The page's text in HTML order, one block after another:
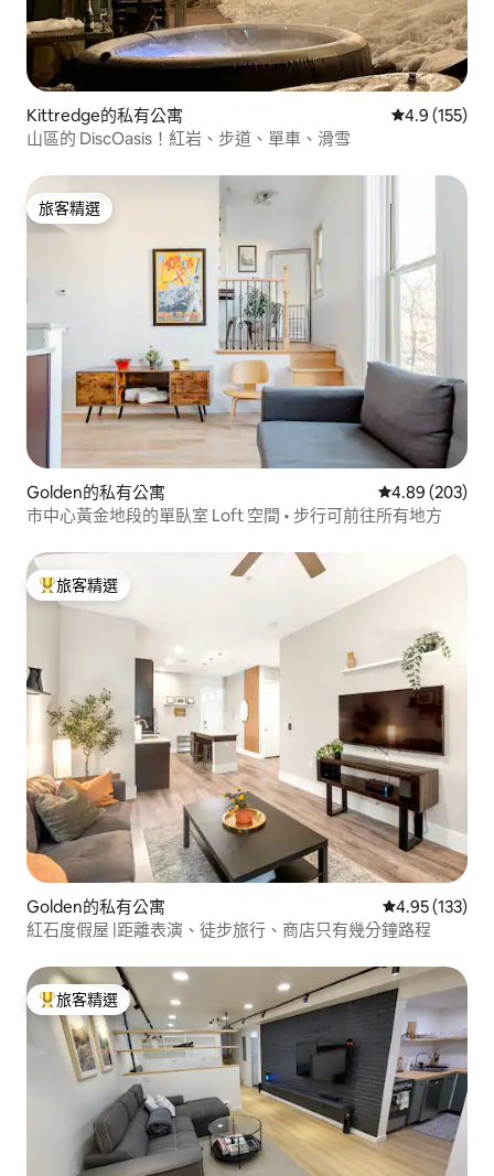
Kittredge的私有公寓 從 155 則評
4.9 (155)
山區的 DiscOasis！紅岩、步道、單車、滑雪
旅客精選
旅客精選
Golden的私有公寓 從 203 則評價
4.89 (203)
市中心黃金地段的單臥室 Loft 空間 • 步行可前往所有地方
旅客精選榜首
旅客精選
Golden的私有公寓 從 133 則評價
4.95 (133)
紅石度假屋 |距離表演、徒步旅行、商店只有幾分鐘路程
旅客精選榜首
旅客精選